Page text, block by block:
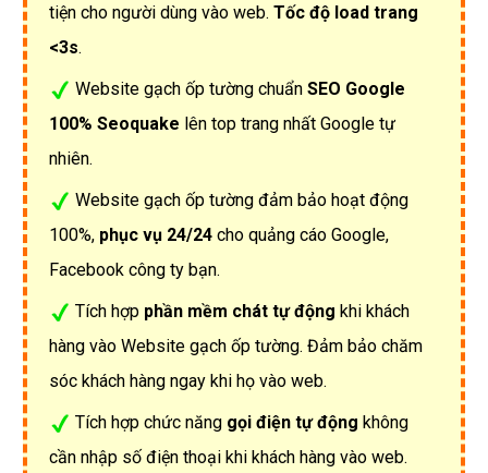
tiện cho người dùng vào web. Tốc độ load trang
<3s.
Website gạch ốp tường chuẩn SEO Google
100% Seoquake lên top trang nhất Google tự
nhiên.
Website gạch ốp tường đảm bảo hoạt động
100%, phục vụ 24/24 cho quảng cáo Google,
Facebook công ty bạn.
Tích hợp phần mềm chát tự động khi khách
hàng vào Website gạch ốp tường. Đảm bảo chăm
sóc khách hàng ngay khi họ vào web.
Tích hợp chức năng gọi điện tự động không
cần nhập số điện thoại khi khách hàng vào web.